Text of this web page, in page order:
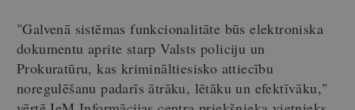
"Galvenā sistēmas funkcionalitāte būs elektroniska
dokumentu aprite starp Valsts policiju un
Prokuratūru, kas krimināltiesisko attiecību
noregulēšanu padarīs ātrāku, lētāku un efektīvāku,"